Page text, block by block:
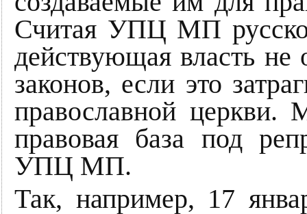
Считая УПЦ МП
действующая власть не
законов, если это
православной церкви.
правовая база под
УПЦ МП.
Так, например, 17